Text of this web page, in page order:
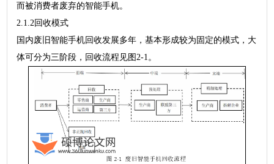
而被消费者废弃的智能手机。
2.1.2回收模式
国内废旧智能手机回收发展多年，基本形成较为固定的模式，大
体可分为三阶段，回收流程见图2-1。